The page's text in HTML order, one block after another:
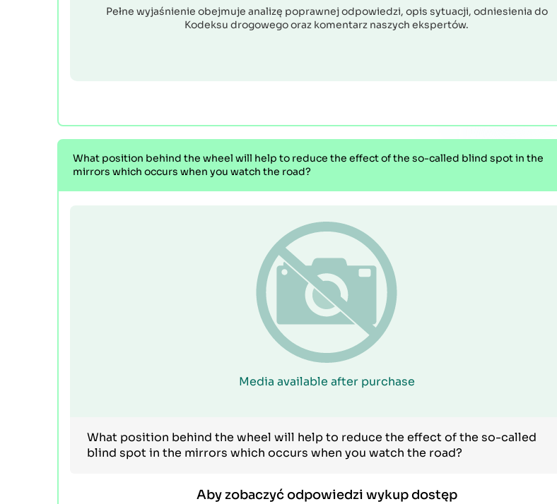
Pełne wyjaśnienie obejmuje analizę poprawnej odpowiedzi, opis sytuacji, odniesienia do
Kodeksu drogowego oraz komentarz naszych ekspertów.
What position behind the wheel will help to reduce the effect of the so-called blind spot in the
mirrors which occurs when you watch the road?
Media available after purchase
What position behind the wheel will help to reduce the effect of the so-called
blind spot in the mirrors which occurs when you watch the road?
Aby zobaczyć odpowiedzi wykup dostęp